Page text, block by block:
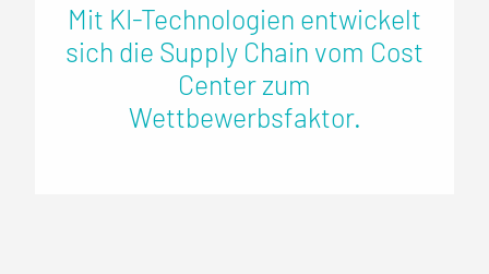
Mit KI-Technologien entwickelt
sich die Supply Chain vom Cost
Center zum
Wettbewerbsfaktor.